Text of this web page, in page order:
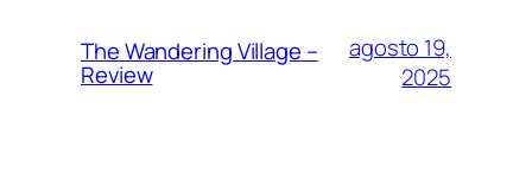
The Wandering Village –
Review
agosto 19,
2025